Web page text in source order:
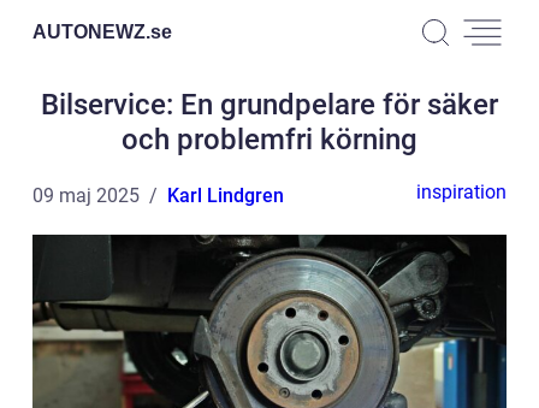
AUTONEWZ.se
Bilservice: En grundpelare för säker
och problemfri körning
09 maj 2025 Karl Lindgren inspiration